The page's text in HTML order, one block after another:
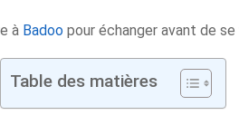
à Badoo pour échanger avant de se
Table des matières